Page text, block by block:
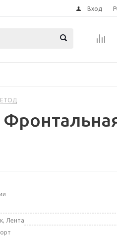
Вход
Лента